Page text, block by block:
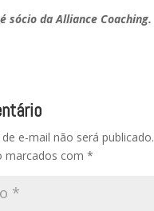
sócio da Alliance Coaching.
e-mail não será publicado.
marcados com *